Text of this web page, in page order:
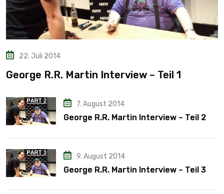
22. Juli 2014
George R.R. Martin Interview – Teil 1
7. August 2014
George R.R. Martin Interview – Teil 2
9. August 2014
George R.R. Martin Interview – Teil 3